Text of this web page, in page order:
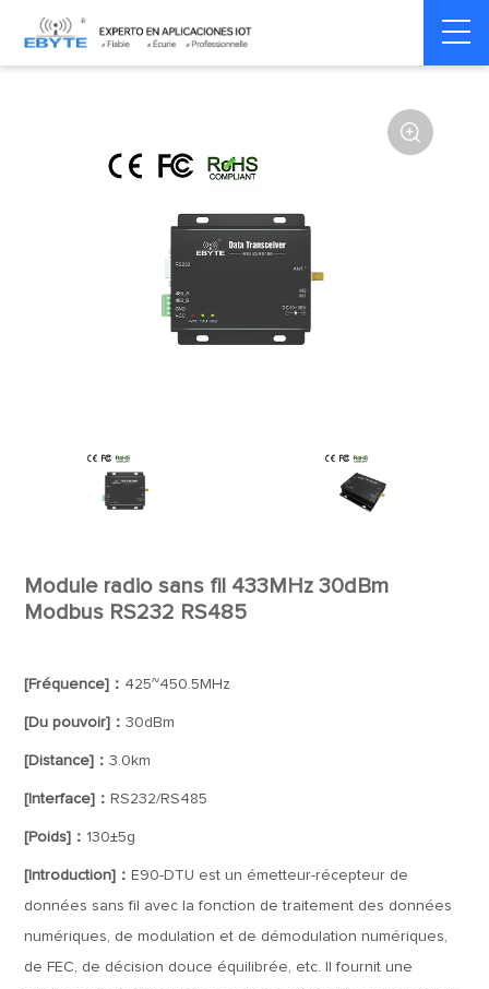
Home > Modem > Wireless modem LoRa wirelss modem

Module radio sans fil 433MHz 30dBm
Modbus RS232 RS485
[Fréquence]： 425~450.5MHz
[Du pouvoir]：30dBm
[Distance]：3.0km
[Interface]： RS232/RS485
[Poids]： 130±5g
[Introduction]： E90-DTU est un émetteur-récepteur de
données sans fil avec la fonction de traitement des données
numériques, de modulation et de démodulation numériques,
de FEC, de décision douce équilibrée, etc. Il fournit une